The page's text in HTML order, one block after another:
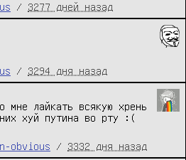
/ 3277 дней назад
/ 3294 дня назад
мне лайкать всякую хрень
хуй путина во рту :(
obvious / 3332 дня назад